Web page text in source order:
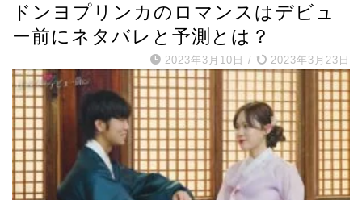
ドンヨプリンカのロマンスはデビュ
ー前にネタバレと予測とは？
2023年3月10日 / 2023年3月23日